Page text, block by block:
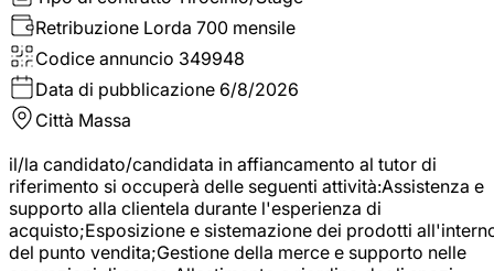
Retribuzione Lorda 700 mensile
Codice annuncio 349948
Data di pubblicazione 6/8/2026
Città Massa
il/la candidato/candidata in affiancamento al tutor di
riferimento si occuperà delle seguenti attività:Assistenza e
supporto alla clientela durante l'esperienza di
acquisto;Esposizione e sistemazione dei prodotti
del punto vendita;Gestione della merce e supporto nelle